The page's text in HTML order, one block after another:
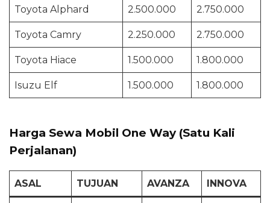
Toyota Alphard 2.500.000 2.750.000
Toyota Camry 2.250.000 2.750.000
Toyota Hiace 1.500.000 1.800.000
Isuzu Elf 1.500.000 1.800.000
Harga Sewa Mobil One Way (Satu Kali
Perjalanan)
ASAL TUJUAN AVANZA INNOVA